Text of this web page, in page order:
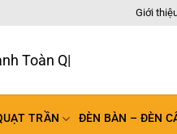
Giới
Toàn Quốc
TRẦN ĐÈN BÀN – ĐÈN